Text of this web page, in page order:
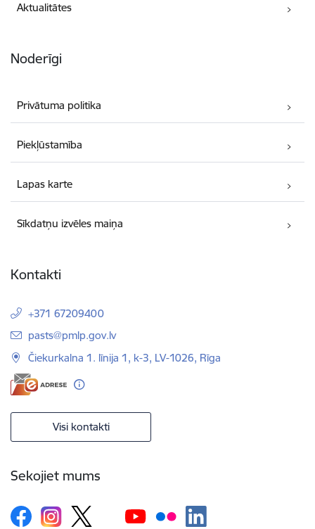
Aktualitātes
Noderīgi
Privātuma politika
Piekļūstamība
Lapas karte
Sīkdatņu izvēles maiņa
Kontakti
+371 67209400
E-pasts:
pasts@pmlp.gov.lv
Čiekurkalna 1. līnija 1, k-3, LV-1026, Rīga
Visi kontakti
Sekojiet mums